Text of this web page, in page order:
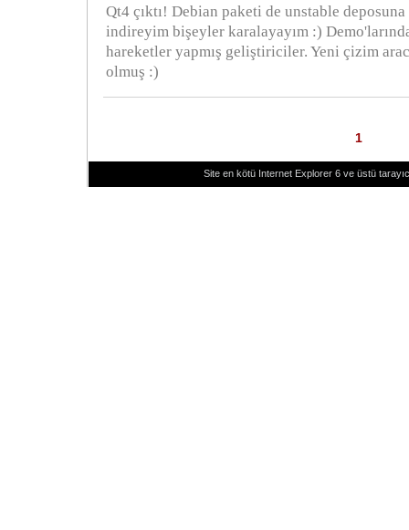
Qt4 çıktı! Debian paketi de unstable
indireyim bişeyler karalayayım :)
hareketler yapmış geliştiriciler. Yeni çizim
olmuş :)
1
Site en kötü Internet Explorer 6 ve üstü